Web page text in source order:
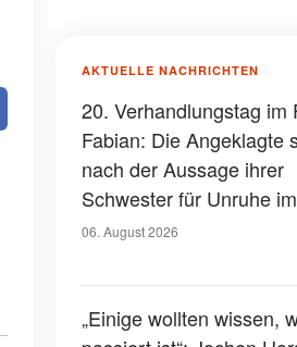
AKTUELLE NACHRICHTEN
20. Verhandlungstag im
Fabian: Die Angeklagte
nach der Aussage ihrer
Schwester für Unruhe im
Gerichtssaal – was ist
06. August 2026
„Einige wollten wissen,